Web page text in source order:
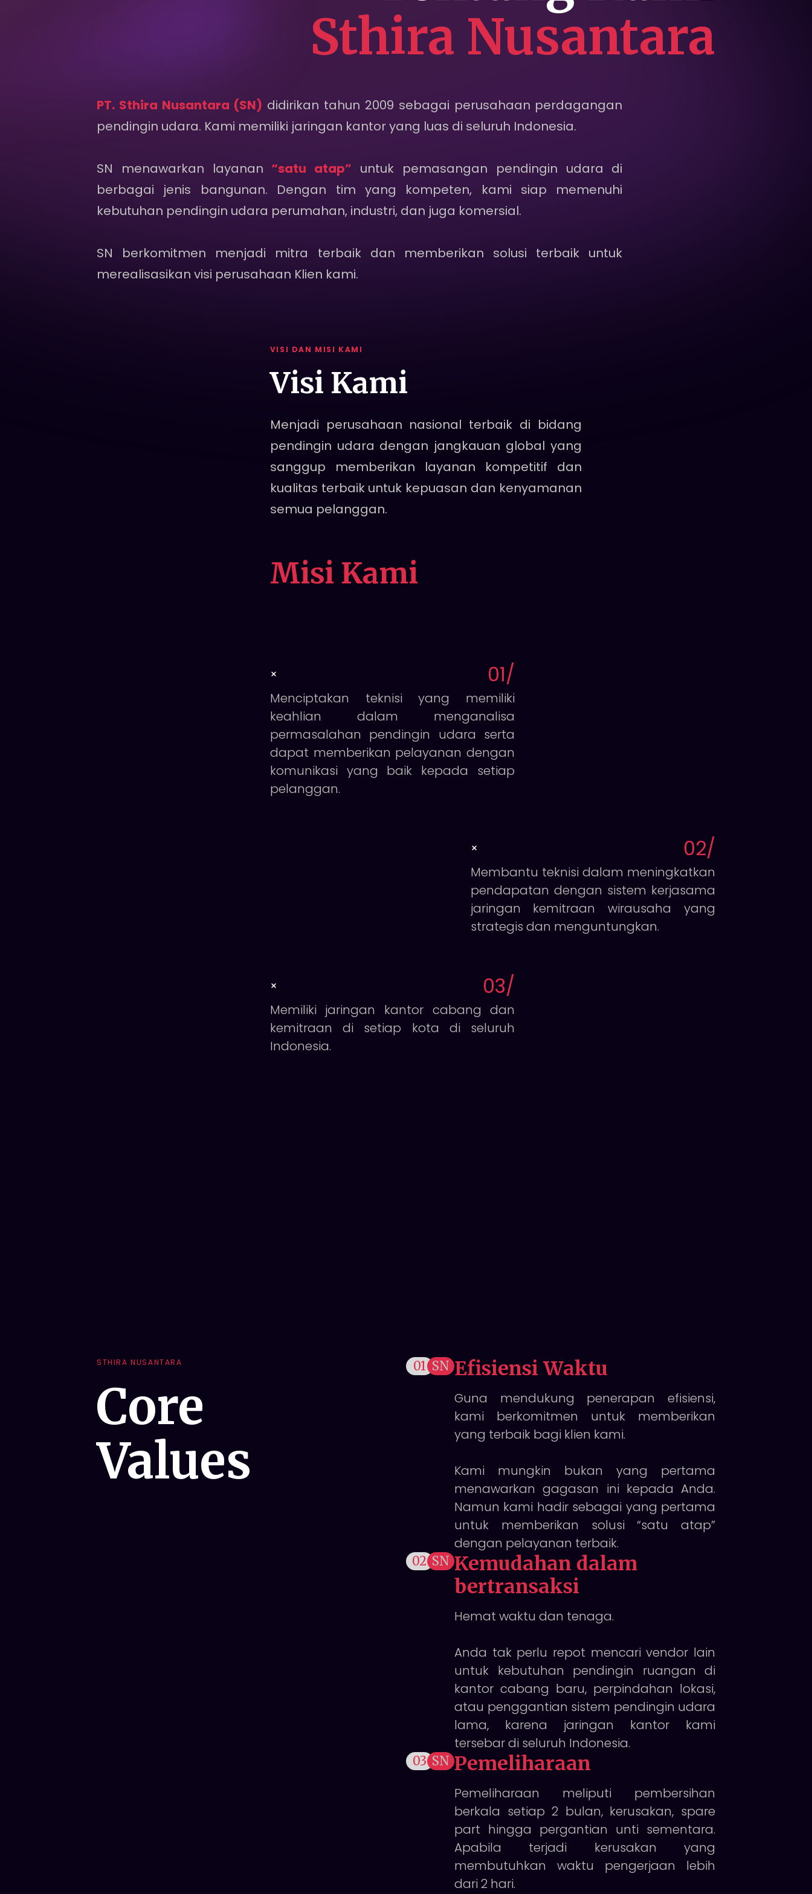
Sewa Dingin
Karir
Sosial Media
Hubungi Kami
Kebijakan Privasi
Sthira Nusantara
PT. Sthira Nusantara (SN)
didirikan tahun 2009 sebagai perusahaan perdagangan
pendingin udara. Kami memiliki jaringan kantor yang luas di seluruh Indonesia.
SN menawarkan layanan
untuk pemasangan pendingin udara di
berbagai jenis bangunan. Dengan tim yang kompeten, kami siap memenuhi
kebutuhan pendingin udara perumahan, industri, dan juga komersial.
SN berkomitmen menjadi mitra terbaik dan memberikan solusi terbaik untuk
merealisasikan visi perusahaan Klien kami.
Visi Kami
Menjadi perusahaan nasional terbaik di bidang
pendingin udara dengan jangkauan global yang
sanggup memberikan layanan kompetitif dan
kualitas terbaik untuk kepuasan dan kenyamanan
semua pelanggan.
Misi Kami
01 /
Menciptakan teknisi yang memiliki
keahlian dalam menganalisa
permasalahan pendingin udara serta
dapat memberikan pelayanan dengan
komunikasi yang baik kepada setiap
pelanggan.
02/
Membantu teknisi dalam meningkatkan
pendapatan dengan sistem kerjasama
jaringan kemitraan wirausaha yang
strategis dan menguntungkan.
03/
Memiliki jaringan kantor cabang dan
kemitraan di setiap kota di seluruh
Indonesia.
Core
Values
01 SN Efisiensi Waktu
Guna mendukung penerapan efisiensi,
kami berkomitmen untuk memberikan
yang terbaik bagi klien kami.
Kami mungkin bukan yang pertama
menawarkan gagasan ini kepada Anda.
Namun kami hadir sebagai yang pertama
untuk memberikan solusi “satu atap”
dengan pelayanan terbaik.
02 SN Kemudahan dalam
bertransaksi
Hemat waktu dan tenaga.
Anda tak perlu repot mencari vendor lain
untuk kebutuhan pendingin ruangan di
kantor cabang baru, perpindahan lokasi,
atau penggantian sistem pendingin udara
lama, karena jaringan kantor kami
tersebar di seluruh Indonesia.
03 SN Pemeliharaan
Pemeliharaan meliputi pembersihan
berkala setiap 2 bulan, kerusakan, spare
part hingga pergantian unti sementara.
Apabila terjadi kerusakan yang
membutuhkan waktu pengerjaan lebih
dari 2 hari.